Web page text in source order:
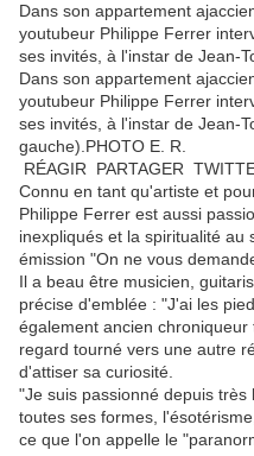
Dans son appartement
youtubeur Philippe Ferrer
ses invités, à l'instar de Jean-
Dans son appartement
youtubeur Philippe Ferrer
ses invités, à l'instar de Jean-
gauche).PHOTO E. R.
RÉAGIR PARTAGER
Connu en tant qu'artiste et
Philippe Ferrer est aussi
inexpliqués et la spiritualité au
émission "On ne vous
Il a beau être musicien,
précise d'emblée : "J'ai les
également ancien
regard tourné vers une autre
d'attiser sa curiosité.
"Je suis passionné depuis
toutes ses formes,
ce que l'on appelle le